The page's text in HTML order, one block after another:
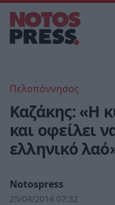
Πελοπόννησος
Καζάκης: «Η
και οφείλει
ελληνικό
Notospress
25/04/2014 07:32